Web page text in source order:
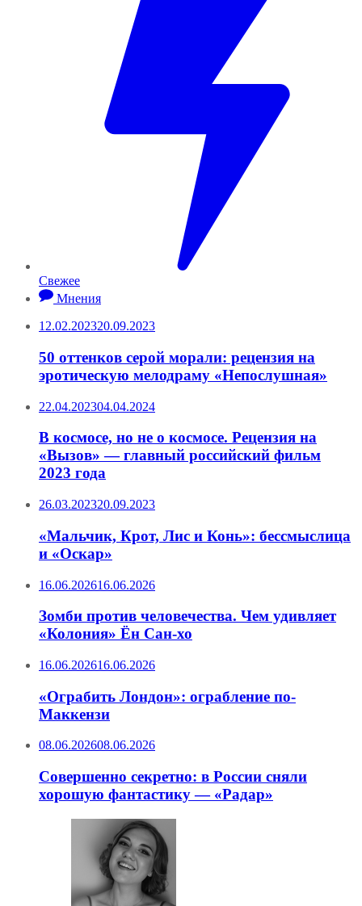
Свежее
Мнения
12.02.202320.09.2023
50 оттенков серой морали: рецензия на
эротическую мелодраму «Непослушная»
22.04.202304.04.2024
В космосе, но не о космосе. Рецензия на
«Вызов» — главный российский фильм
2023 года
26.03.202320.09.2023
«Мальчик, Крот, Лис и Конь»: бессмыслица
и «Оскар»
16.06.202616.06.2026
Зомби против человечества. Чем удивляет
«Колония» Ён Сан-хо
16.06.202616.06.2026
«Ограбить Лондон»: ограбление по-
Маккензи
08.06.202608.06.2026
Совершенно секретно: в России сняли
хорошую фантастику — «Радар»